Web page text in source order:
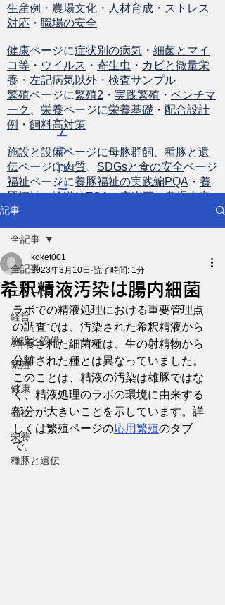
生産例 ・ 農場文化 ・ 人材育成 ・ ストレス
対応 ・ 職場の安全
健康ページに症状別の病気 ・ 細菌とマイ
コ等 ・ ウイルス ・ 寄生虫 ・ カビと微量栄
養 ・ 左記病気以外 ・ 検査サンプル
繁殖ページに繁殖2 ・ 実践繁殖 ・ ベンチマ
ーク
栄養ページに栄養基礎 ・ 配合設計
例 ・ 飼料高対策
施設と設備ページに母豚群飼
種豚と遺
伝ページに肉質 SDGsと食の安全ページ
福祉ページに養豚福祉の実践編PQA ・ 養
豚福祉の輸送編TQA・安楽死・農場査定
ト
ッ
プ
に
記事
全記事
ニュース
経営
施設と設備
繁殖
健康
福祉
栄養
種豚と遺伝
全記事
希釈精液汚染は腸内細菌
koket001
2023年3月10日 読了時間: 1分
ラボでの精液処理における重要管理点
の調査では、汚染された希釈精液から
培養された細菌種は、生の射精物から
分離された種とは異なっていました。
このことは、精液の汚染は雄豚ではな
く、精液処理のラボの環境に由来する
部分が大きいことを示しています。詳
しくは繁殖ページの応用繁殖のタブ
で。